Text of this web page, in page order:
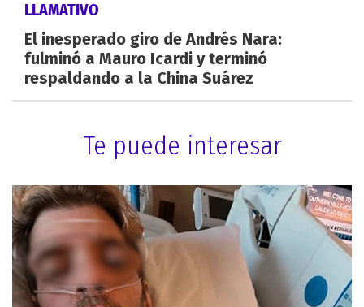
LLAMATIVO
El inesperado giro de Andrés Nara:
fulminó a Mauro Icardi y terminó
respaldando a la China Suárez
Te puede interesar